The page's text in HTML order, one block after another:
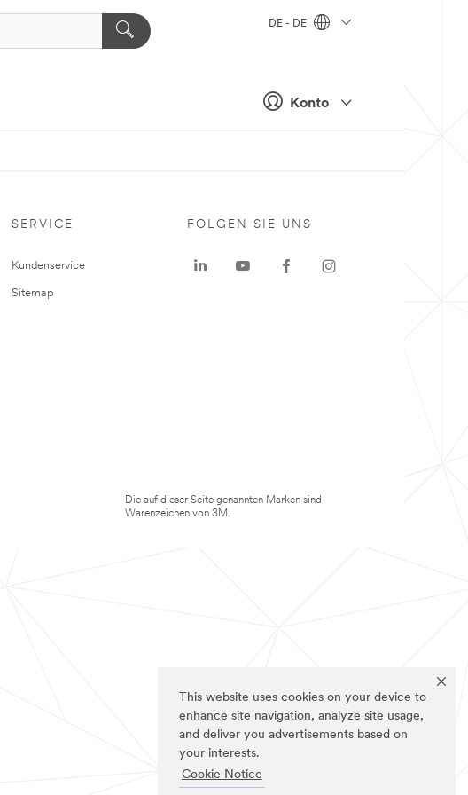
This website uses cookies on your device to
enhance site navigation, analyze site usage,
and deliver you advertisements based on
your interests.
Cookie Notice
Konto
DE - DE
SERVICE
Kundenservice
Sitemap
FOLGEN SIE UNS
Die auf dieser Seite genannten Marken sind
Warenzeichen von 3M.